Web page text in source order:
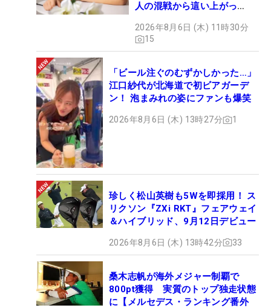
人の混戦から這い上がっ
2026年8月6日 (木) 11時30分
15
「ビール注ぐのむずかしかった…」
江口紗代が北海道で初ビアガーデ
ン！ 泡まみれの姿にファンも爆笑
2026年8月6日 (木) 13時27分 1
珍しく松山英樹も5Wを即採用！ ス
リクソン『ZXi RKT』フェアウェイ
＆ハイブリッド、9月12日デビュー
2026年8月6日 (木) 13時42分 33
桑木志帆が海外メジャー制覇で
800pt獲得 実質のトップ独走状態
に【メルセデス・ランキング番外